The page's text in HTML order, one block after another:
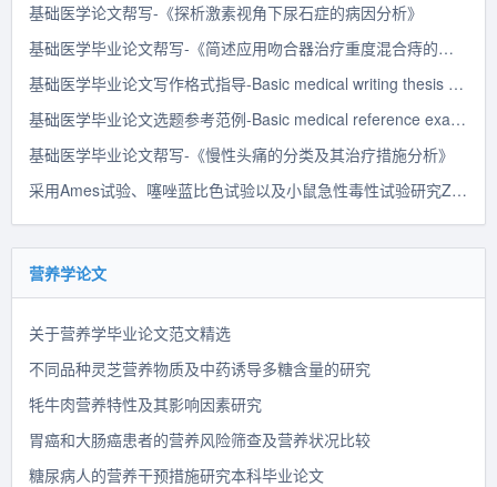
基础医学论文帮写-《探析激素视角下尿石症的病因分析》
基础医学毕业论文帮写-《简述应用吻合器治疗重度混合痔的措施及临床效果》
基础医学毕业论文写作格式指导-Basic medical writing thesis guidance format
基础医学毕业论文选题参考范例-Basic medical reference example of graduation thesis
基础医学毕业论文帮写-《慢性头痛的分类及其治疗措施分析》
采用Ames试验、噻唑蓝比色试验以及小鼠急性毒性试验研究Z24的毒性特点
营养学论文
关于营养学毕业论文范文精选
不同品种灵芝营养物质及中药诱导多糖含量的研究
牦牛肉营养特性及其影响因素研究
胃癌和大肠癌患者的营养风险筛查及营养状况比较
糖尿病人的营养干预措施研究本科毕业论文